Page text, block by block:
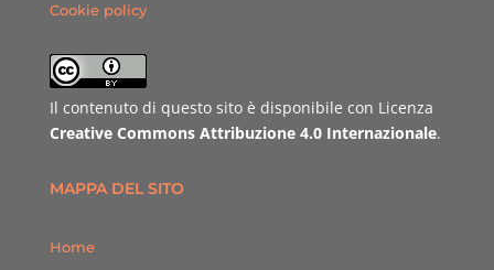
Cookie policy
Il contenuto di questo sito è disponibile con Licenza
Creative Commons Attribuzione 4.0 Internazionale.
MAPPA DEL SITO
Home